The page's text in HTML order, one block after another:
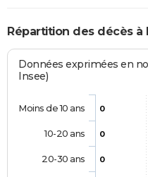
Répartition des décès
Données exprimées en
Insee)
0
0
0
Moins de 10 ans
10-20 ans
20-30 ans